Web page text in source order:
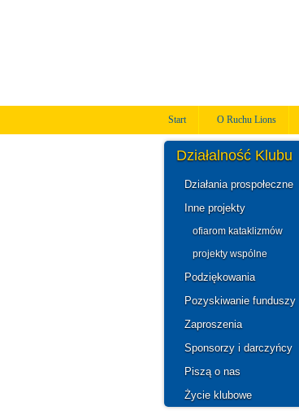
Start O Ruchu Lions
Działalność Klubu
Działania prospołeczne
Inne projekty
ofiarom kataklizmów
projekty wspólne
Podziękowania
Pozyskiwanie funduszy
Zaproszenia
Sponsorzy i darczyńcy
Piszą o nas
Życie klubowe